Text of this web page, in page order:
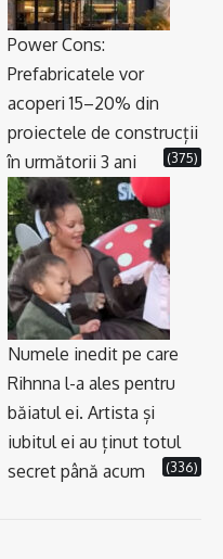
Power Cons:
Prefabricatele vor
acoperi 15–20% din
proiectele de construcții
în următorii 3 ani
(375)
Numele inedit pe care
Rihnna l-a ales pentru
băiatul ei. Artista și
iubitul ei au ținut totul
secret până acum
(336)